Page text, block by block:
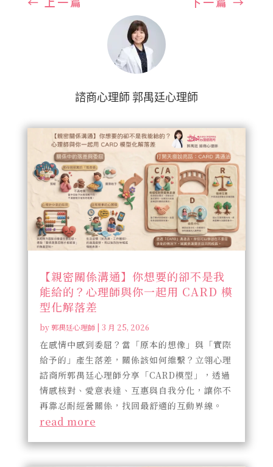
諮商心理師 郭禺廷心理師
【親密關係溝通】你想要的卻不是我
能給的？心理師與你一起用 CARD 模
型化解落差
by郭禺廷心理師| 3 月 25, 2026
在感情中感到委屈？當「原本的想像」與「實際
給予的」產生落差，關係該如何維繫？立翎心理
諮商所郭禺廷心理師分享「CARD模型」，透過
情感核對、愛意表達、互惠與自我分化，讓你不
再靠忍耐經營關係，找回最舒適的互動界線。
read more